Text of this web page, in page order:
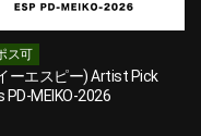
ス可
ーエスピー) Artist Pick
PD-MEIKO-2026